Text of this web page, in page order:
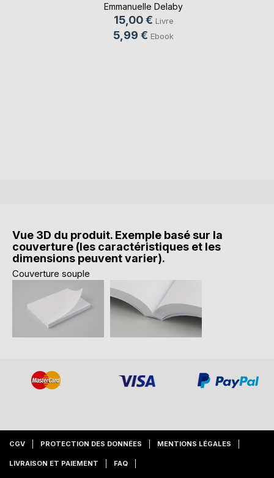
Emmanuelle Delaby
15,00 € Livre
5,99 € Ebook
Vue 3D du produit. Exemple basé sur la
couverture (les caractéristiques et les
dimensions peuvent varier).
Couverture souple
CGV PROTECTION DES DONNÉES MENTIONS LÉGALES
LIVRAISON ET PAIEMENT FAQ